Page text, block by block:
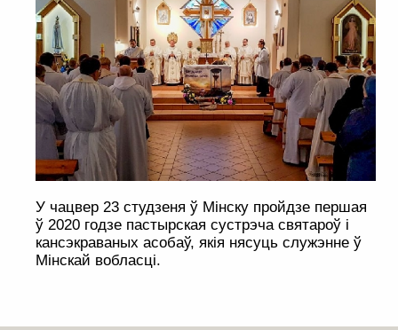
У чацвер 23 студзеня ў Мінску пройдзе першая
ў 2020 годзе пастырская сустрэча святароў і
кансэкраваных асобаў, якія нясуць служэнне ў
Мінскай вобласці.